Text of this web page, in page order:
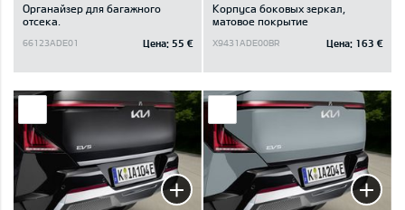
Oрганайзер для багажного
отсека.
66123ADE01 Цена: 55 €
Корпуса боковых зеркал,
матовое покрытие
X9431ADE00BR Цена: 163 €